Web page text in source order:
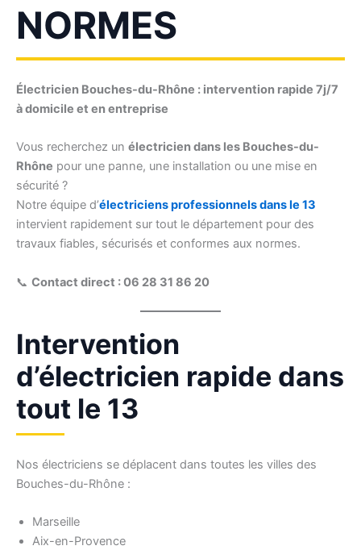
NORMES
Électricien Bouches-du-Rhône : intervention rapide 7j/7
à domicile et en entreprise
Vous recherchez un électricien dans les Bouches-du-
Rhône pour une panne, une installation ou une mise en
sécurité ?
Notre équipe d’électriciens professionnels dans le 13
intervient rapidement sur tout le département pour des
travaux fiables, sécurisés et conformes aux normes.
📞 Contact direct : 06 28 31 86 20
Intervention
d’électricien rapide dans
tout le 13
Nos électriciens se déplacent dans toutes les villes des
Bouches-du-Rhône :
Marseille
Aix-en-Provence